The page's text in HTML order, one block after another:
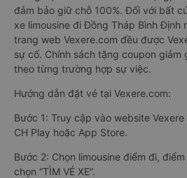
đảm bảo giữ chỗ 100%. Đối với bất
xe limousine đi Đồng Tháp Bình Định
trang web Vexere.com đều được
sự cố. Chính sách tặng coupon giảm
theo từng trường hợp sự việc.
Hướng dẫn đặt vé tại Vexere.com:
Bước 1: Truy cập vào website
CH Play hoặc App Store.
Bước 2: Chọn limousine điểm đi,
chọn “TÌM VÉ XE”.